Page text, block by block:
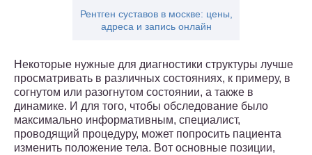
Рентген суставов в москве: цены,
адреса и запись онлайн
Некоторые нужные для диагностики структуры лучше
просматривать в различных состояниях, к примеру, в
согнутом или разогнутом состоянии, а также в
динамике. И для того, чтобы обследование было
максимально информативным, специалист,
проводящий процедуру, может попросить пациента
изменить положение тела. Вот основные позиции,